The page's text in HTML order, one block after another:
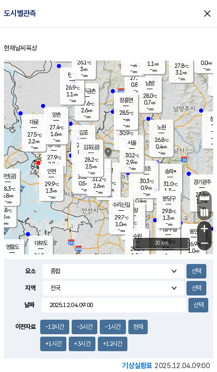
도시별관측 close
홈
현재날씨 육상
의도
℃
m/s
mm
영흥도
양주
27.1℃
0.8
-mm
과천
26.9℃
0.4m/s
- mm
용인
26.9℃
1.0m/s
경기광주
27.6℃
1.7m/s
-mm
1.5m/s
대부도
26.9
경서동
27.9℃
2.2 m/s
-mm
파주금촌
27.6℃
2.6m/s
-mm
27.8℃
3.1 m/s
-mm
대곶
27.5℃
2.2m/s
-mm
창
-
-m/
-
탄현
26.9℃
1.1 m/s
-mm
0.0m/s
-mm
의왕
- ℃
m/s
mm
김포
27.9℃
0.3 m/s
mm
광명
31.7 ℃
2.3 m/s
-mm
부천
30.3℃
0.5m/s
-mm
양촌
27.4℃
1.6m/s
-mm
구로
31.2℃
2.6m/s
-mm
은평
30.9℃
2.5 m/s
- mm
노원
26.8℃
0.4m/s
-mm
송파*
31.0℃
1.3m/s
-mm
서초
30.3℃
0.9m/s
-mm
남방
28.0℃
0.7m/s
-mm
기흥구갈
28.8℃
0.6m/s
-
수리산길
29.7℃
1.0m/s
-mm
분당구
29.8℃
1.3m/s
-mm
장흥면
28.5℃
-m/s
-mm
-m/s
-mm
인천(공)
28.3℃
5.8m/s
-mm
김포(공)
28.2℃
2.5m/s
-mm
수원
29.8℃
1.9m/s
인천
29.9℃
1.3m/s
-mm
서울
30.2℃
2.9m/s
-mm
26.1℃
3m/s
-mm
1.1 m/s
-mm
+
−
20 km
요소
지역
날짜
이전자료 -12시간 -3시간 -1시간 현재
+1시간 +3시간 +12시간
기상실황표 2025.12.04.09:00